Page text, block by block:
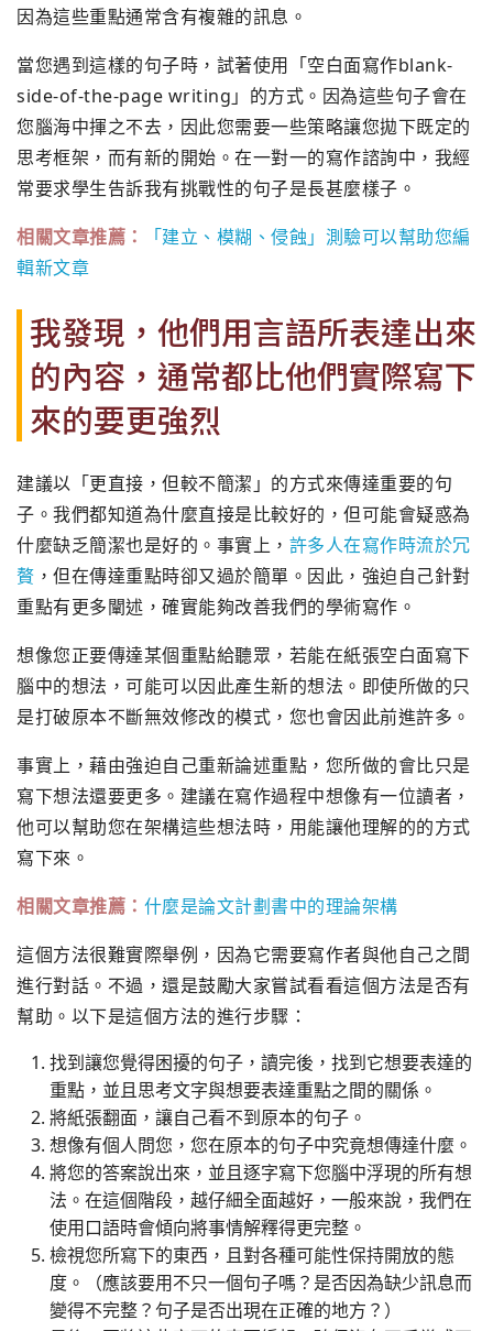
因為這些重點通常含有複雜的訊息。
當您遇到這樣的句子時，試著使用「空白面寫作blank-
side-of-the-page writing」的方式。因為這些句子會在
您腦海中揮之不去， 因此您需要一些策略讓您拋下既定的
思考框架，而有新的開始。 在一對一的寫作諮詢中， 我經
常要求學生告訴我有挑戰性的句子是長甚麼樣子。
相關文章推薦：
「建立、模糊、侵蝕」測驗可以幫助您編
輯新文章
我發現，他們用言語所表達出來
的內容， 通常都比他們實際寫下
來的要更強烈
建議以「更直接， 但較不簡潔」的方式來傳達重要的句
子。 我們都知道為什麼直接是比較好的， 但可能會疑惑為
什麼缺乏簡潔也是好的。事實上， 許多人在寫作時流於冗
贅 ，但在傳達重點時卻又過於簡單。因此， 強迫自己針對
重點有更多闡述，確實能夠改善我們的學術寫作。
想像您正要傳達某個重點給聽眾， 若能在紙張空白面寫下
腦中的想法，可能可以因此產生新的想法。 即使所做的只
是打破原本不斷無效修改的模式， 您也會因此前進許多。
事實上，藉由強迫自己重新論述重點， 您所做的會比只是
寫下想法還要更多。 建議在寫作過程中想像有一位讀者，
他可以幫助您在架構這些想法時，用能讓他理解的的方式
寫下來。
相關文章推薦： 什麼是論文計劃書中的理論架構
這個方法很難實際舉例，因為它需要寫作者與他自己之間
進行對話。 不過，還是鼓勵大家嘗試看看這個方法是否有
幫助。 以下是這個方法的進行步驟：
找到讓您覺得困擾的句子，讀完後，找到它想要表達的
重點， 並且思考文字與想要表達重點之間的關係。
將紙張翻面，讓自己看不到原本的句子。
想像有個人問您，您在原本的句子中究竟想傳達什麼。
將您的答案說出來，並且逐字寫下您腦中浮現的所有想
法。 在這個階段，越仔細全面越好，一般來說， 我們在
使用口語時會傾向將事情解釋得更完整。
檢視您所寫下的東西，且對各種可能性保持開放的態
度。（應該要用不只一個句子嗎？是否因為缺少訊息而
變得不完整？句子是否出現在正確的地方？）